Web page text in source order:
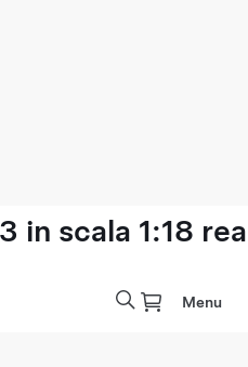
in scala 1:18
Menu